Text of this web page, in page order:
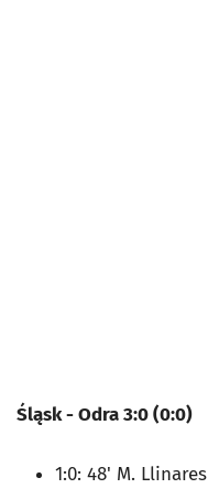
Śląsk - Odra 3:0 (0:0)
1:0: 48' M. Llinares